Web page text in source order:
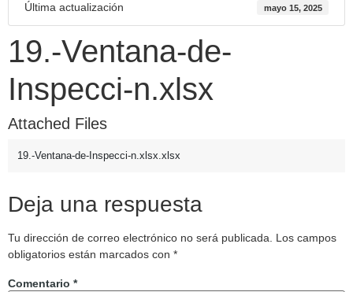
Última actualización mayo 15, 2025
19.-Ventana-de-
Inspecci-n.xlsx
Attached Files
19.-Ventana-de-Inspecci-n.xlsx.xlsx
Deja una respuesta
Tu dirección de correo electrónico no será publicada.
Los campos
obligatorios están marcados con *
Comentario *